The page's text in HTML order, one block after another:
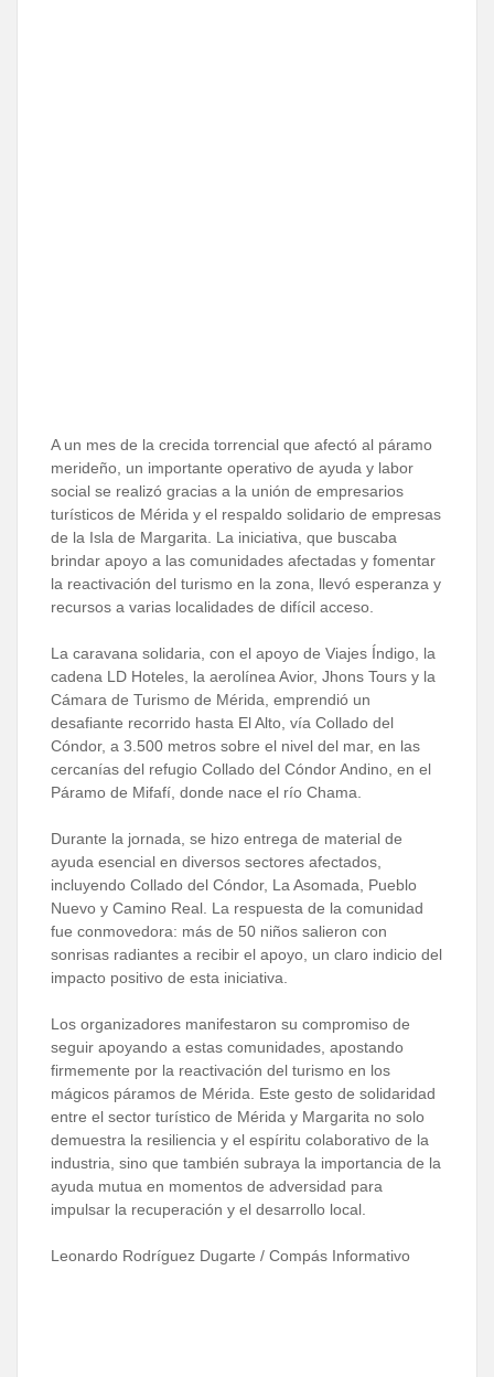
A un mes de la crecida torrencial que afectó al páramo
merideño, un importante operativo de ayuda y labor
social se realizó gracias a la unión de empresarios
turísticos de Mérida y el respaldo solidario de empresas
de la Isla de Margarita. La iniciativa, que buscaba
brindar apoyo a las comunidades afectadas y fomentar
la reactivación del turismo en la zona, llevó esperanza y
recursos a varias localidades de difícil acceso.
La caravana solidaria, con el apoyo de Viajes Índigo, la
cadena LD Hoteles, la aerolínea Avior, Jhons Tours y la
Cámara de Turismo de Mérida, emprendió un
desafiante recorrido hasta El Alto, vía Collado del
Cóndor, a 3.500 metros sobre el nivel del mar, en las
cercanías del refugio Collado del Cóndor Andino, en el
Páramo de Mifafí, donde nace el río Chama.
Durante la jornada, se hizo entrega de material de
ayuda esencial en diversos sectores afectados,
incluyendo Collado del Cóndor, La Asomada, Pueblo
Nuevo y Camino Real. La respuesta de la comunidad
fue conmovedora: más de 50 niños salieron con
sonrisas radiantes a recibir el apoyo, un claro indicio del
impacto positivo de esta iniciativa.
Los organizadores manifestaron su compromiso de
seguir apoyando a estas comunidades, apostando
firmemente por la reactivación del turismo en los
mágicos páramos de Mérida. Este gesto de solidaridad
entre el sector turístico de Mérida y Margarita no solo
demuestra la resiliencia y el espíritu colaborativo de la
industria, sino que también subraya la importancia de la
ayuda mutua en momentos de adversidad para
impulsar la recuperación y el desarrollo local.
Leonardo Rodríguez Dugarte / Compás Informativo